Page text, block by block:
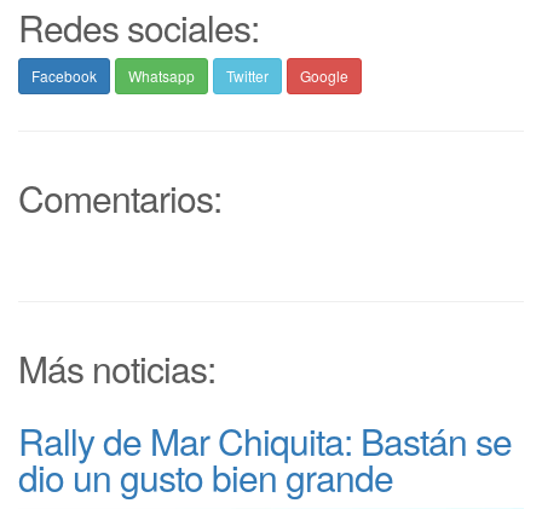
Redes sociales:
Facebook Whatsapp Twitter Google
Comentarios:
Más noticias:
Rally de Mar Chiquita: Bastán se
dio un gusto bien grande